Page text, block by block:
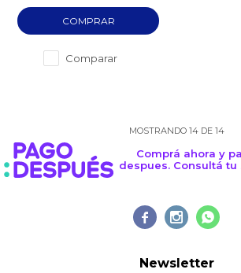
Comparar
MOSTRANDO 14DE 14
Comprá ahora y
despues. Consultá tu
  
Newsletter